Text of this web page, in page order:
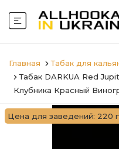
Главная
Табак для
Табак DARKUA Red
Клубника Красный
Цена для заведений: 220